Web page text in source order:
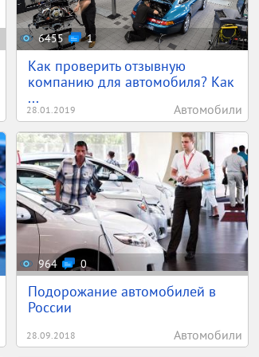
6455 1
Как проверить отзывную
компанию для автомобиля? Как
...
28.01.2019 Автомобили
964 0
Подорожание автомобилей в
России
28.09.2018 Автомобили